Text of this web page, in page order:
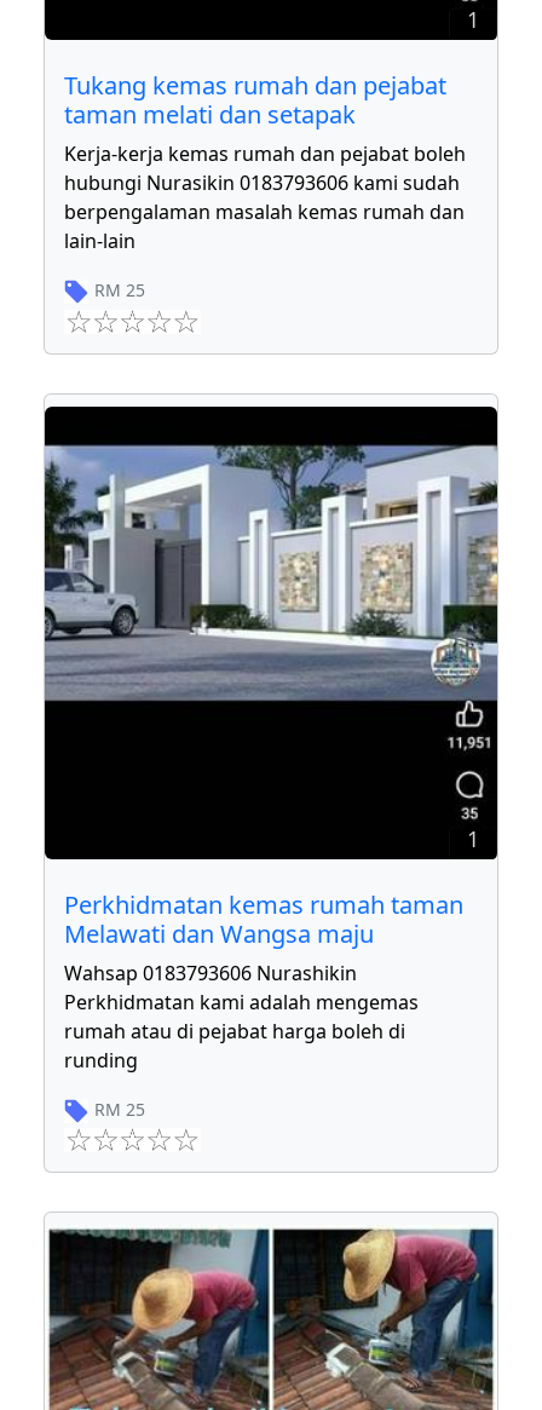
1
Tukang kemas rumah dan pejabat
taman melati dan setapak
Kerja-kerja kemas rumah dan pejabat boleh
hubungi Nurasikin 0183793606 kami sudah
berpengalaman masalah kemas rumah dan
lain-lain
RM 25
1
Perkhidmatan kemas rumah taman
Melawati dan Wangsa maju
Wahsap 0183793606 Nurashikin
Perkhidmatan kami adalah mengemas
rumah atau di pejabat harga boleh di
runding
RM 25